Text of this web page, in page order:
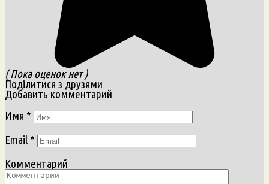
( Пока оценок нет )
Поділитися з друзями
Добавить комментарий
Имя *
Email *
Комментарий